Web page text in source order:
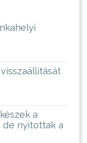
a
de nyitottak a